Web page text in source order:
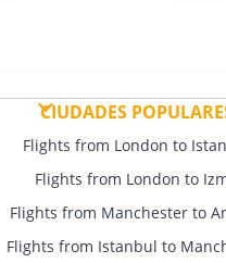
CIUDADES
Flights from London to
Flights from London to
Flights from Manchester to
Flights from Istanbul to